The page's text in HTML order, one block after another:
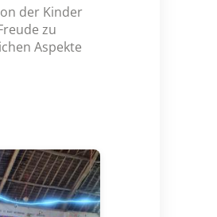
der Kinder
zu
Aspekte